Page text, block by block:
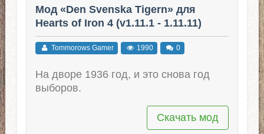
Мод «Den Svenska Tigern» для
Hearts of Iron 4 (v1.11.1 - 1.11.11)
Tommorows Gamer 1990 0
На дворе 1936 год, и это снова год
выборов.
Скачать мод